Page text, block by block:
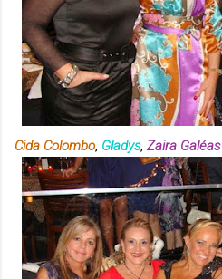
Cida Colombo, Gladys, Zaira Galéas